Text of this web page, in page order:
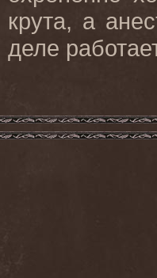
крута, а
деле